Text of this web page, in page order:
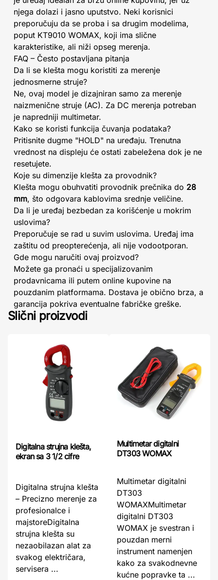
njega dolazi i jasno uputstvo. Neki korisnici
preporučuju da se proba i sa drugim modelima,
poput KT9010 WOMAX, koji ima slične
karakteristike, ali niži opseg merenja.
FAQ – Često postavljana pitanja
Da li se klešta mogu koristiti za merenje
jednosmerne struje?
Ne, ovaj model je dizajniran samo za merenje
naizmenične struje (AC). Za DC merenja potreban
je napredniji multimetar.
Kako se koristi funkcija čuvanja podataka?
Pritisnite dugme "HOLD" na uređaju. Trenutna
vrednost na displeju će ostati zabeležena dok je ne
resetujete.
Koje su dimenzije klešta za provodnik?
Klešta mogu obuhvatiti provodnik prečnika do 28
mm, što odgovara kablovima srednje veličine.
Da li je uređaj bezbedan za korišćenje u mokrim
uslovima?
Preporučuje se rad u suvim uslovima. Uređaj ima
zaštitu od preopterećenja, ali nije vodootporan.
Gde mogu naručiti ovaj proizvod?
Možete ga pronaći u specijalizovanim
prodavnicama ili putem online kupovine na
pouzdanim platformama. Dostava je obično brza, a
garancija pokriva eventualne fabričke greške.
Slični proizvodi
Digitalna strujna klešta,
ekran sa 3 1/2 cifre
Digitalna strujna klešta
– Precizno merenje za
profesionalce i
majstoreDigitalna
strujna klešta su
nezaobilazan alat za
svakog električara,
servisera ...
Multimetar digitalni
DT303 WOMAX
Multimetar digitalni
DT303
WOMAXMultimetar
digitalni DT303
WOMAX je svestran i
pouzdan merni
instrument namenjen
kako za svakodnevne
kućne popravke ta ...